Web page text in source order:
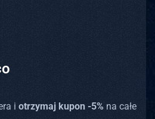
i otrzymaj kupon -5% na całe